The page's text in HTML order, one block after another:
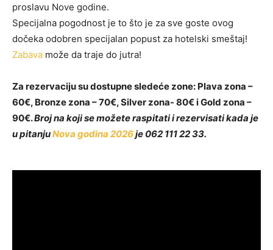
proslavu Nove godine.
Specijalna pogodnost je to što je za sve goste ovog
dočeka odobren specijalan popust za hotelski smeštaj!
Zabava može da traje do jutra!
Za rezervaciju su dostupne sledeće zone: Plava zona –
60€, Bronze zona – 70€, Silver zona- 80€ i Gold zona –
90€.Broj na koji se možete raspitati i rezervisati kada je
u pitanjuNova godina 2026je 062 111 22 33.